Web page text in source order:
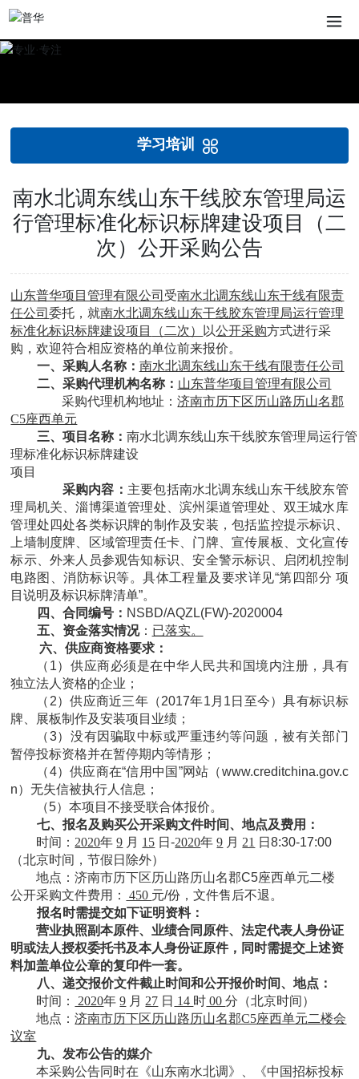
学习培训
南水北调东线山东干线胶东管理局运
行管理标准化标识标牌建设项目（二
次）公开采购公告
山东普华项目管理有限公司 受南水北调东线山东干线有限责
任公司委托，就南水北调东线山东干线胶东管理局运行管理
标准化标识标牌建设项目
（二次） 以公开采购方式进行采
购，欢迎符合相应资格的单位前来报价。
一、采购人名称： 南水北调东线山东干线有限责任公司
二、采购代理机构名称： 山东普华项目管理有限公司
采购代理机构地址：济南市历下区历山路历山名郡
C5座西单元
三、 项目名称： 南水北调东线山东干线胶东管理局运行管
理标准化标识标牌建设
项目
采购内容： 主要包括南水北调东线山东干线胶东管
理局机关、淄博渠道管理处、滨州渠道管理处、双王城水库
管理处四处各类标识牌的制作及安装，包括监控提示标识、
上墙制度牌、区域管理责任卡、门牌、宣传展板、文化宣传
标示、外来人员参观告知标识、安全警示标识、启闭机控制
电路图、消防标识等。具体工程量及要求详见“第四部分 项
目说明及标识标牌清单”。
四、合同编号： NSBD/AQZL(FW)-2020004
五、资金落实情况： 已落实。
六、供应商资格要求：
（1）供应商必须是在中华人民共和国境内注册，具有
独立法人资格的企业；
（2）供应商近三年（2017年1月1日至今）具有标识标
牌、展板制作及安装项目业绩；
（3）没有因骗取中标或严重违约等问题，被有关部门
暂停投标资格并在暂停期内等情形；
（4）供应商在“信用中国”网站（www.creditchina.gov.c
n）无失信被执行人信息；
（5）本项目不接受联合体报价。
七、报名及购买公开采购文件时间、地点及费用：
时间： 2020年9 月 15 日-2020年9 月 21 日8:30-17:00
（北京时间，节假日除外）
地点：济南市历下区历山路历山名郡C5座西单元二楼
公开采购文件费用：
450 元/份，文件售后不退。
报名时需提交如下证明资料：
营业执照副本原件、业绩合同原件、法定代表人身份证
明或法人授权委托书及本人身份证原件，同时需提交 上述资
料加盖单位公章的复印件一套。
八、递交报价文件截止时间和公开报价时间、地点：
时间：
2020年9 月 27 日 14 时 00分（北京时间）
地点：济南市历下区历山路历山名郡C5座西单元二楼会
议室
九、发布公告的媒介
本采购公告同时在《山东南水北调》、《中国招标投标